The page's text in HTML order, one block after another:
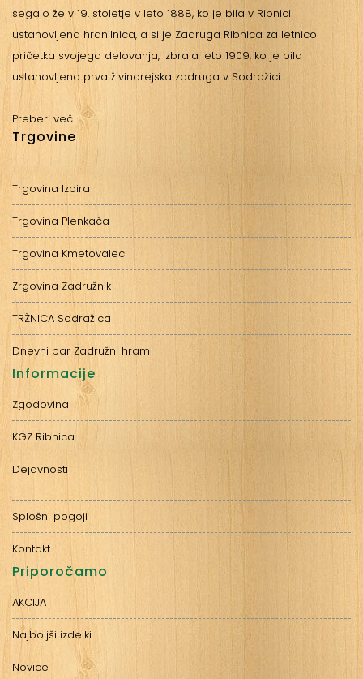
segajo že v 19. stoletje v leto 1888, ko je bila v Ribnici
ustanovljena hranilnica, a si je Zadruga Ribnica za letnico
pričetka svojega delovanja, izbrala leto 1909, ko je bila
ustanovljena prva živinorejska zadruga v Sodražici...
Preberi več...
Trgovine
Trgovina Izbira
Trgovina Plenkača
Trgovina Kmetovalec
Zrgovina Zadružnik
TRŽNICA Sodražica
Dnevni bar Zadružni hram
Informacije
Zgodovina
KGZ Ribnica
Dejavnosti
Splošni pogoji
Kontakt
Priporočamo
AKCIJA
Najboljši izdelki
Novice​